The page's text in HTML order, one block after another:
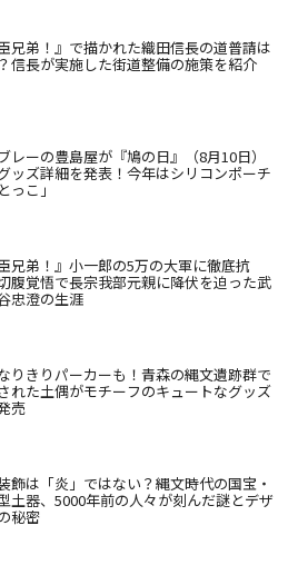
臣兄弟！』で描かれた織田信長の道普請は
信長が実施した街道整備の施策を紹介
レーの豊島屋が『鳩の日』（8月10日）
ッズ詳細を発表！今年はシリコンポーチ
っこ」
臣兄弟！』小一郎の5万の大軍に徹底抗
腹覚悟で長宗我部元親に降伏を迫った武
忠澄の生涯
りきりパーカーも！青森の縄文遺跡群で
れた土偶がモチーフのキュートなグッズ
売
飾は「炎」ではない？縄文時代の国宝・
土器、5000年前の人々が刻んだ謎とデザ
秘密